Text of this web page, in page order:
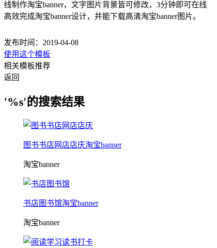
线制作淘宝banner，文字图片背景皆可修改，3分钟即可在线
高效完成淘宝banner设计，并能下载高清淘宝banner图片。
发布时间：2019-04-08
使用这个模板
相关模板推荐
返回
'%s'的搜索结果
图书书店网店店庆淘宝banner
淘宝banner
书店图书馆淘宝banner
淘宝banner